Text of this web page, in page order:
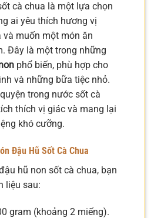
cà chua là một lựa chọn
ai yêu thích hương vị
và muốn một món ăn
Đây là một trong những
phổ biến, phù hợp cho
và những bữa tiệc nhỏ.
trong nước sốt cà
thích vị giác và mang lại
khó cưỡng.
Đậu Hũ Sốt Cà Chua
hũ non sốt cà chua, bạn
liệu sau:
gram (khoảng 2 miếng).